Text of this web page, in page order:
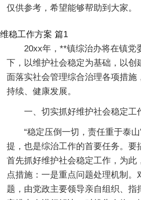
仅供参考，希望能够帮助到大家。
维稳工作方案 篇1
20xx年，**镇综治办将在镇党
下，以维护社会稳定为基础，以创
面落实社会管理综合治理各项措施
持续、健康发展。
一、切实抓好维护社会稳定工
“稳定压倒一切，责任重于泰
提，也是综治工作的首要任务。要
首先抓好维护社会稳定工作，为此
点措施：一是重点问题处理机制。
题，由党政主要领导亲自组织、指